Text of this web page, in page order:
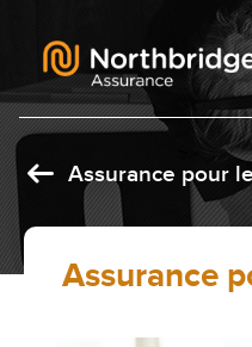
Skip to content
Assurance pour
Assurance